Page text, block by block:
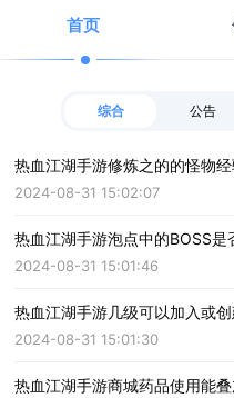
首页
综合 公告
热血江湖手游修炼之的的怪物
2024-08-31 15:02:07
热血江湖手游泡点中的BOSS
2024-08-31 15:01:46
热血江湖手游几级可以加入或
2024-08-31 15:01:30
热血江湖手游商城药品使用能